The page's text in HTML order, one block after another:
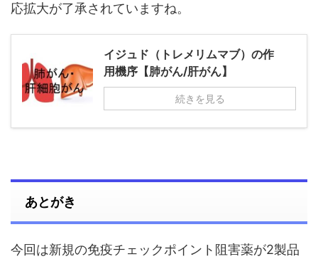
応拡大が了承されていますね。
イジュド（トレメリムマブ）の作
用機序【肺がん/肝がん】
続きを見る
あとがき
今回は新規の免疫チェックポイント阻害薬が2製品